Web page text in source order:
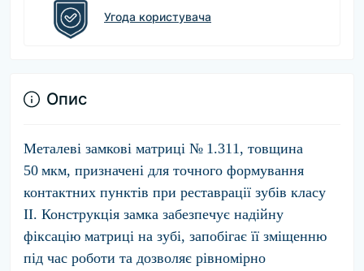
Угода користувача
Опис
Металеві замкові матриці № 1.311, товщина
50 мкм, призначені для точного формування
контактних пунктів при реставрації зубів класу
II. Конструкція замка забезпечує надійну
фіксацію матриці на зубі, запобігає її зміщенню
під час роботи та дозволяє рівномірно